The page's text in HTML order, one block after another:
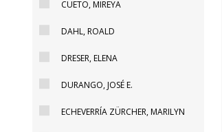
CUETO, MIREYA
DAHL, ROALD
DRESER, ELENA
DURANGO, JOSÉ E.
ECHEVERRÍA ZÜRCHER, MARILYN